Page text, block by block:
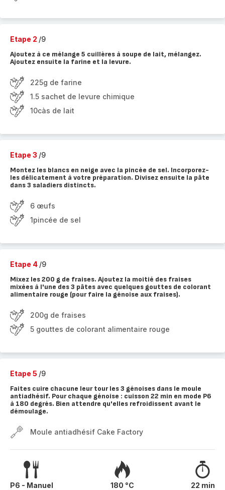
Etape 2 /9
Ajoutez à ce mélange 5 cuillères à soupe de lait, mélangez.
Ajoutez ensuite la farine et la levure.
225g de farine
1.5 sachet de levure chimique
10càs de lait
Etape 3 /9
Montez les blancs en neige avec la pincée de sel. Incorporez-
les délicatement à votre préparation. Divisez ensuite la pâte
dans 3 saladiers distincts.
6 œufs
1pincée de sel
Etape 4 /9
Mixez les 200 g de fraises. Ajoutez la moitié des fraises
mixées à l'une des 3 pâtes avec quelques gouttes de colorant
alimentaire rouge (pour faire la génoise aux fraises).
200g de fraises
5 gouttes de colorant alimentaire rouge
Etape 5 /9
Faites cuire chacune leur tour les 3 génoises dans le moule
antiadhésif. Pour chaque génoise : cuisson 22 min en mode P6
à 180 degrés. Bien attendre qu'elles refroidissent avant le
démoulage.
Moule antiadhésif Cake Factory
P6 - Manuel 180 °C 22 min